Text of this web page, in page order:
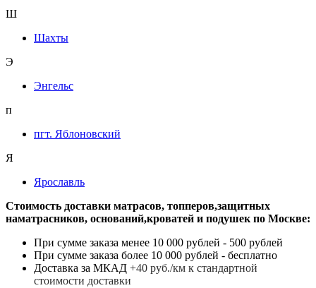
Ш
Шахты
Э
Энгельс
п
пгт. Яблоновский
Я
Ярославль
Стоимость доставки матрасов, топперов,защитных
наматрасников, оснований,кроватей и подушек по Москве:
При сумме заказа менее 10 000 рублей - 500 рублей
При сумме заказа более 10 000 рублей - бесплатно
Доставка за МКАД +40 руб./км к стандартной
стоимости доставки